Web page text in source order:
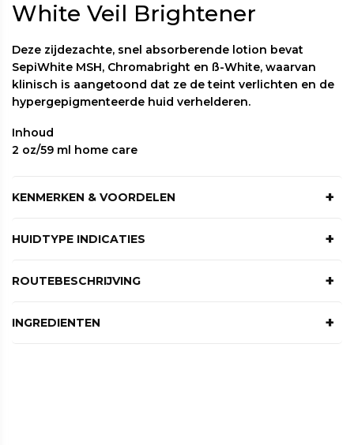
White Veil Brightener
Deze zijdezachte, snel absorberende lotion bevat
SepiWhite MSH, Chromabright en ß-White, waarvan
klinisch is aangetoond dat ze de teint verlichten en de
hypergepigmenteerde huid verhelderen.
Inhoud
2 oz/59 ml home care
KENMERKEN & VOORDELEN
Remt de productie van tyrosinase
zonnebrandcrème
HUIDTYPE INDICATIES
Ouderdomsvlekken
Melasma na de zwangerschap
ROUTEBESCHRIJVING
hoeveelheid ter grootte van een erwt aan op de
INGREDIENTEN